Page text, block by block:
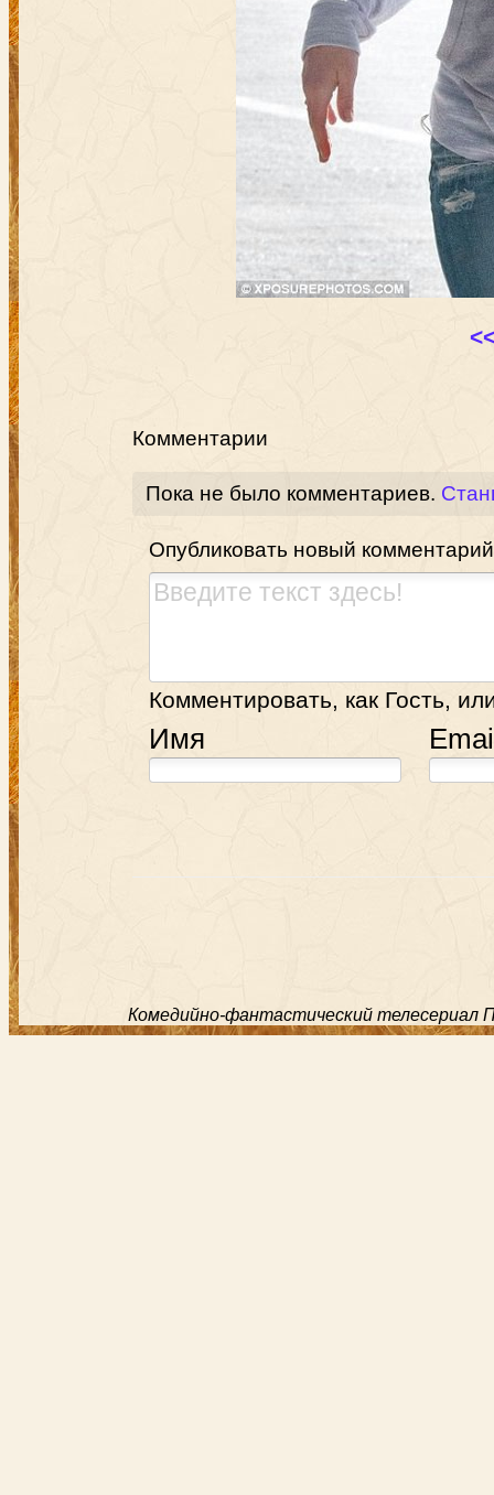
Комментарии
Пока не было комментариев.
Опубликовать новый комментарий
Комментировать, как Гость,
Имя
Комедийно-фантастический телесериал